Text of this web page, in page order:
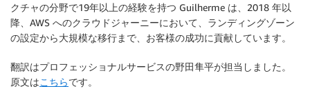
クチャの分野で19年以上の経験を持つ Guilherme は、2018 年以
降、AWS へのクラウドジャーニーにおいて、ランディングゾーン
の設定から大規模な移行まで、お客様の成功に貢献しています。
翻訳はプロフェッショナルサービスの野田隼平が担当しました。
原文はこちらです。